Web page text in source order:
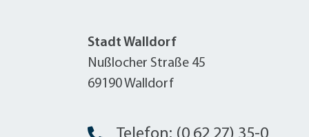
Stadt Walldorf
Nußlocher Straße 45
69190 Walldorf